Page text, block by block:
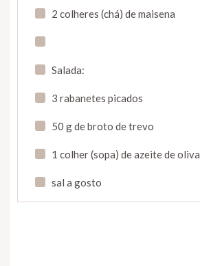
2 colheres (chá) de maisena
Salada:
3 rabanetes picados
50 g de broto de trevo
1 colher (sopa) de azeite de oliva
sal a gosto